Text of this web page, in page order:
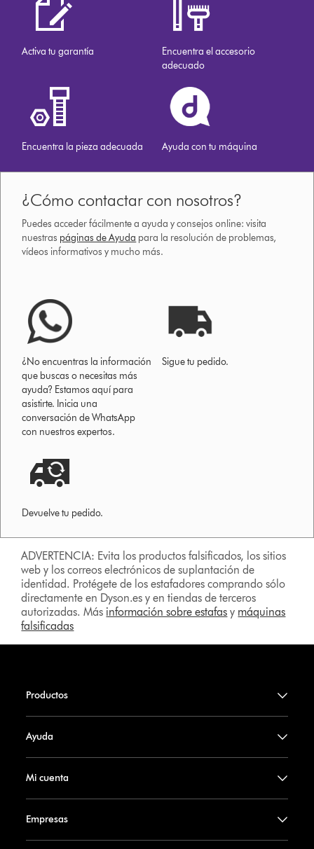
Activa tu garantía
Encuentra el accesorio
adecuado
Encuentra la pieza adecuada Ayuda con tu máquina
¿Cómo contactar con nosotros?
Puedes acceder fácilmente a ayuda y consejos online: visita
nuestras páginas de Ayuda para la resolución de problemas,
vídeos informativos y mucho más.
¿No encuentras la información
que buscas o necesitas más
ayuda? Estamos aquí para
asistirte. Inicia una
conversación de WhatsApp
con nuestros expertos.
Sigue tu pedido.
Devuelve tu pedido.
ADVERTENCIA: Evita los productos falsificados, los sitios
web y los correos electrónicos de suplantación de
identidad. Protégete de los estafadores comprando sólo
directamente en Dyson.es y en tiendas de terceros
autorizadas. Más información sobre estafas y máquinas
falsificadas
Productos
Ayuda
Mi cuenta
Empresas